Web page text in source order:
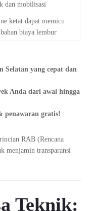
dan mobilisasi
ketat dapat memicu
biaya lembur
yang cepat dan
Anda dari awal hingga
penawaran gratis!
RAB (Rencana
menjamin transparansi
Teknik: